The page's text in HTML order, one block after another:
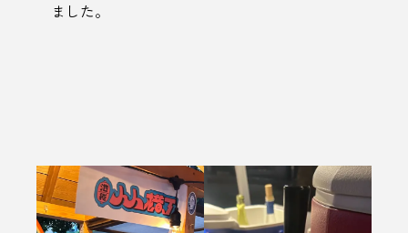
ました。